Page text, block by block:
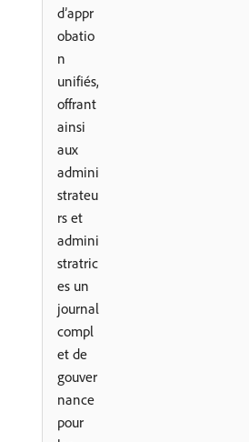
d’appr
obatio
n
unifiés,
offrant
ainsi
aux
admini
strateu
rs et
admini
stratric
es un
journal
compl
et de
gouver
nance
pour